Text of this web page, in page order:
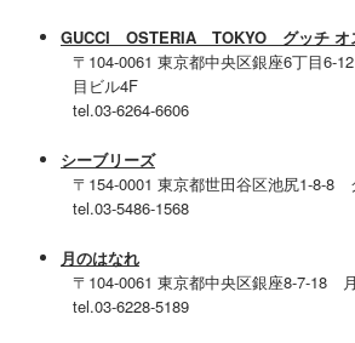
GUCCI OSTERIA TOKYO グッチ
〒104-0061 東京都中央区銀座6丁目6-
目ビル4F
tel.03-6264-6606
シーブリーズ
〒154-0001 東京都世田谷区池尻1-8-8
tel.03-5486-1568
月のはなれ
〒104-0061 東京都中央区銀座8-7-18
tel.03-6228-5189